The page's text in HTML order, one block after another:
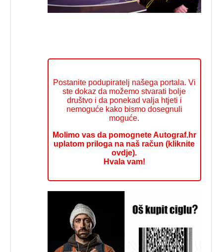
Postanite podupiratelj našega portala. Vi
ste dokaz da možemo stvarati bolje
društvo i da ponekad valja htjeti i
nemoguće kako bismo dosegnuli
moguće.
Molimo vas da pomognete Autograf.hr
uplatom priloga na naš račun (kliknite
ovdje).
Hvala vam!